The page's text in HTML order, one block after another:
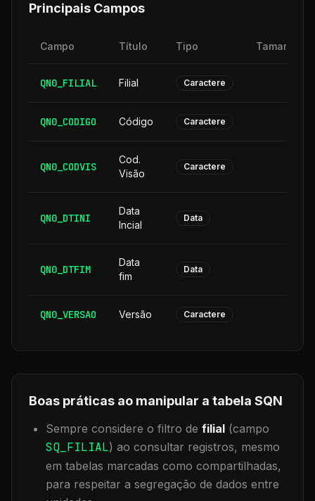
Principais Campos
Campo Título Tipo Tamanho
QN0_FILIAL Filial Caractere
QN0_CODIGO Código Caractere
QN0_CODVIS
Cod.
Visão
Caractere
QN0_DTINI
Data
Incial
Data
QN0_DTFIM
Data
fim
Data
QN0_VERSAO Versão Caractere
Boas práticas ao manipular a tabela SQN
Sempre considere o filtro de filial (campo
SQ_FILIAL) ao consultar registros, mesmo
em tabelas marcadas como compartilhadas,
para respeitar a segregação de dados entre